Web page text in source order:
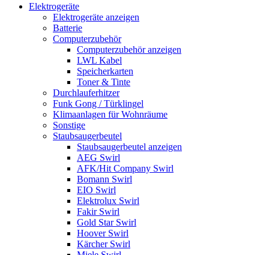
Elektrogeräte
Elektrogeräte anzeigen
Batterie
Computerzubehör
Computerzubehör anzeigen
LWL Kabel
Speicherkarten
Toner & Tinte
Durchlauferhitzer
Funk Gong / Türklingel
Klimaanlagen für Wohnräume
Sonstige
Staubsaugerbeutel
Staubsaugerbeutel anzeigen
AEG Swirl
AFK/Hit Company Swirl
Bomann Swirl
EIO Swirl
Elektrolux Swirl
Fakir Swirl
Gold Star Swirl
Hoover Swirl
Kärcher Swirl